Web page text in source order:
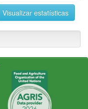
Visualizar estatísticas